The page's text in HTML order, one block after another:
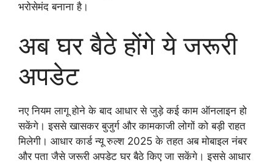
भरोसेमंद बनाना है।
अब घर बैठे होंगे ये जरूरी
अपडेट
नए नियम लागू होने के बाद आधार से जुड़े कई काम ऑनलाइन हो
सकेंगे। इससे खासकर बुजुर्ग और कामकाजी लोगों को बड़ी राहत
मिलेगी। आधार कार्ड न्यू रुल्श 2025 के तहत अब मोबाइल नंबर
और पता जैसे जरूरी अपडेट घर बैठे किए जा सकेंगे। इससे आधार